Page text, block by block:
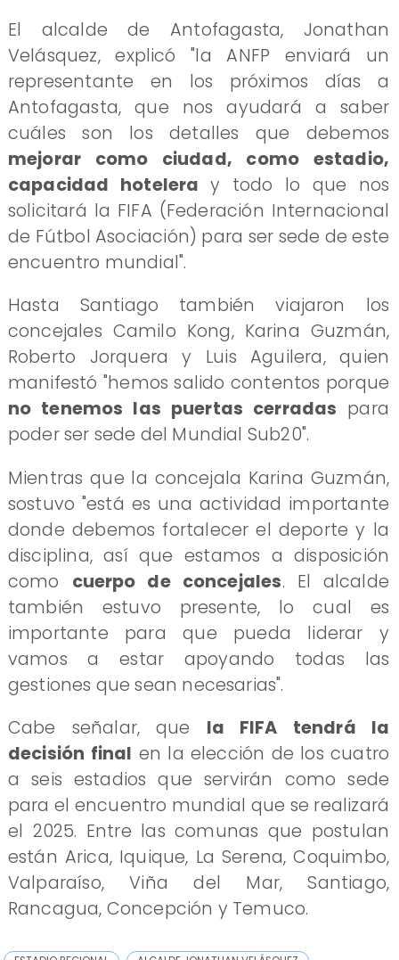
El alcalde de Antofagasta, Jonathan
Velásquez, explicó "la ANFP enviará un
representante en los próximos días a
Antofagasta, que nos ayudará a saber
cuáles son los detalles que debemos
mejorar como ciudad, como estadio,
capacidad hotelera y todo lo que nos
solicitará la FIFA (Federación Internacional
de Fútbol Asociación) para ser sede de este
encuentro mundial".
Hasta Santiago también viajaron los
concejales Camilo Kong, Karina Guzmán,
Roberto Jorquera y Luis Aguilera, quien
manifestó "hemos salido contentos porque
no tenemos las puertas cerradas para
poder ser sede del Mundial Sub20".
Mientras que la concejala Karina Guzmán,
sostuvo "está es una actividad importante
donde debemos fortalecer el deporte y la
disciplina, así que estamos a disposición
como cuerpo de concejales. El alcalde
también estuvo presente, lo cual es
importante para que pueda liderar y
vamos a estar apoyando todas las
gestiones que sean necesarias".
Cabe señalar, que la FIFA tendrá la
decisión final en la elección de los cuatro
a seis estadios que servirán como sede
para el encuentro mundial que se realizará
el 2025. Entre las comunas que postulan
están Arica, Iquique, La Serena, Coquimbo,
Valparaíso, Viña del Mar, Santiago,
Rancagua, Concepción y Temuco.